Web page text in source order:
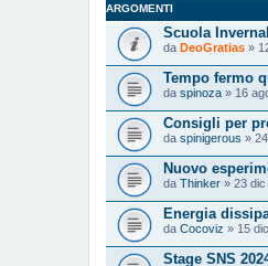
ARGOMENTI
Scuola
da DeoGratias »
Tempo fermo
da spinoza » 16
Consigli per
da spinigerous »
Nuovo
da Thinker » 23
Energia
da Cocoviz » 15
Stage SNS